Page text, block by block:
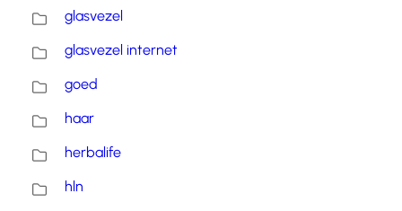
glasvezel
glasvezel internet
goed
haar
herbalife
hln